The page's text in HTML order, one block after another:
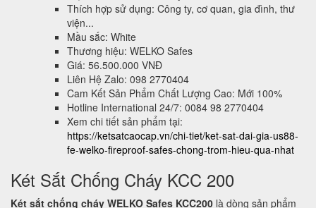
Thích hợp sử dụng: Công ty, cơ quan, gia đình, thư
viện...
Mầu sắc: White
Thương hiệu: WELKO Safes
Giá: 56.500.000 VNĐ
Liên Hệ Zalo: 098 2770404
Cam Kết Sản Phẩm Chất Lượng Cao: Mới 100%
Hotline International 24/7: 0084 98 2770404
Xem chi tiết sản phẩm tại:
https://ketsatcaocap.vn/chi-tiet/ket-sat-dai-gia-us88-
fe-welko-fireproof-safes-chong-trom-hieu-qua-nhat
Két Sắt Chống Cháy KCC 200
Két sắt chống cháy WELKO Safes KCC200 là dòng sản phẩm